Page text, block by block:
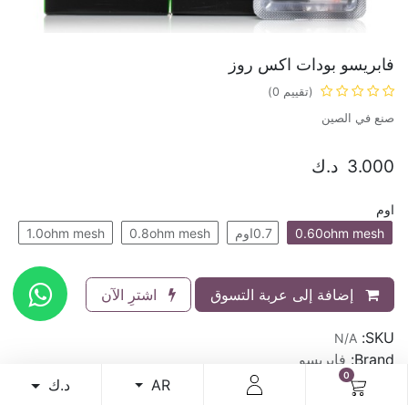
0
AR د.ك
فابريسو بودات اكس روز
(تقييم 0)
صنع في الصين
3.000 د.ك
اوم
0.60ohm mesh
0.7اوم 0.8ohm mesh
1.0ohm mesh
إضافة إلى عربة التسوق اشترِ الآن
SKU:
N/A
Brand: فابريسو